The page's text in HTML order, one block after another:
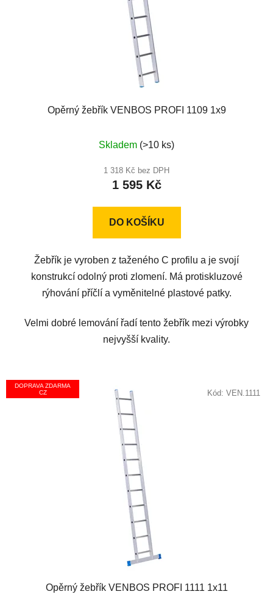
Opěrný žebřík VENBOS PROFI 1109 1x9
Skladem (>10 ks)
1 318 Kč bez DPH
1 595 Kč
DO KOŠÍKU
Žebřík je vyroben z taženého C profilu a je svojí
konstrukcí odolný proti zlomení. Má protiskluzové
rýhování příčlí a vyměnitelné plastové patky.
Velmi dobré lemování řadí tento žebřík mezi výrobky
nejvyšší kvality.
DOPRAVA ZDARMA
CZ
Opěrný žebřík VENBOS PROFI 1111 1x11
Kód: VEN.1111